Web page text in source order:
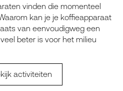
vinden die momenteel
kan je je koffieapparaat
van eenvoudigweg een
beter is voor het milieu
activiteiten